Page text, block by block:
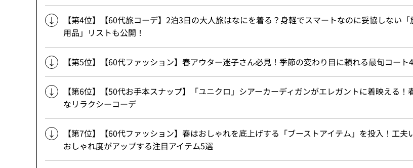
【第4位】【60代旅コーデ】2泊3日の大人旅はなにを着る？身軽でスマートなのに妥協しない「
用品」リストも公開！
【第5位】【60代ファッション】春アウター迷子さん必見！季節の変わり目に頼れる最旬コート
【第6位】【50代お手本スナップ】「ユニクロ」シアーカーディガンがエレガントに着映える！
なリラクシーコーデ
【第7位】【60代ファッション】春はおしゃれを底上げする「ブーストアイテム」を投入！工夫
おしゃれ度がアップする注目アイテム5選